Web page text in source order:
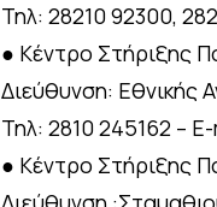
Τηλ: 28210 92300,
● Κέντρο Στήριξης
Διεύθυνση: Εθνικής
Τηλ: 2810 245162 –
● Κέντρο Στήριξης